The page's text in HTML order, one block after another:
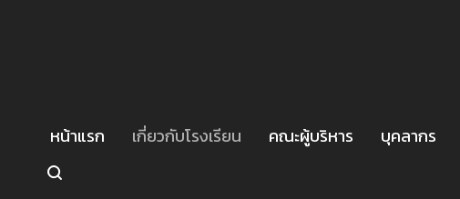
หน้าแรก เกี่ยวกับโรงเรียน คณะผู้บริหาร บุคลากร